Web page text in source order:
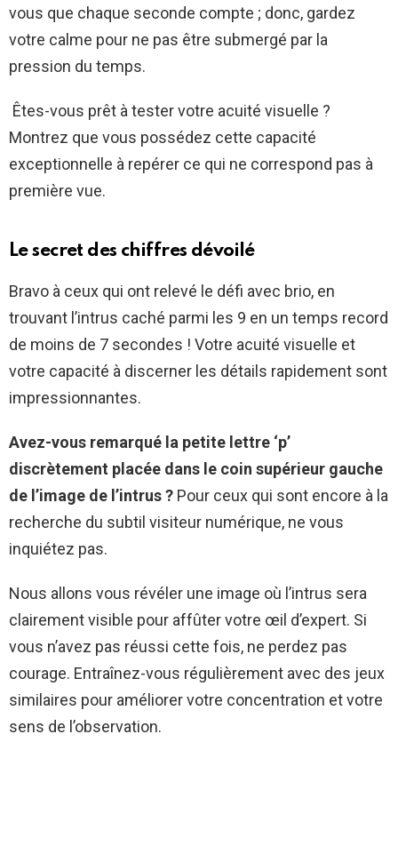
vous que chaque seconde compte ; donc, gardez
votre calme pour ne pas être submergé par la
pression du temps.
Êtes-vous prêt à tester votre acuité visuelle ?
Montrez que vous possédez cette capacité
exceptionnelle à repérer ce qui ne correspond pas à
première vue.
Le secret des chiffres dévoilé
Bravo à ceux qui ont relevé le défi avec brio, en
trouvant l’intrus caché parmi les 9 en un temps record
de moins de 7 secondes ! Votre acuité visuelle et
votre capacité à discerner les détails rapidement sont
impressionnantes.
Avez-vous remarqué la petite lettre ‘p’
discrètement placée dans le coin supérieur gauche
de l’image de l’intrus ? Pour ceux qui sont encore à la
recherche du subtil visiteur numérique, ne vous
inquiétez pas.
Nous allons vous révéler une image où l’intrus sera
clairement visible pour affûter votre œil d’expert. Si
vous n’avez pas réussi cette fois, ne perdez pas
courage. Entraînez-vous régulièrement avec des jeux
similaires pour améliorer votre concentration et votre
sens de l’observation.